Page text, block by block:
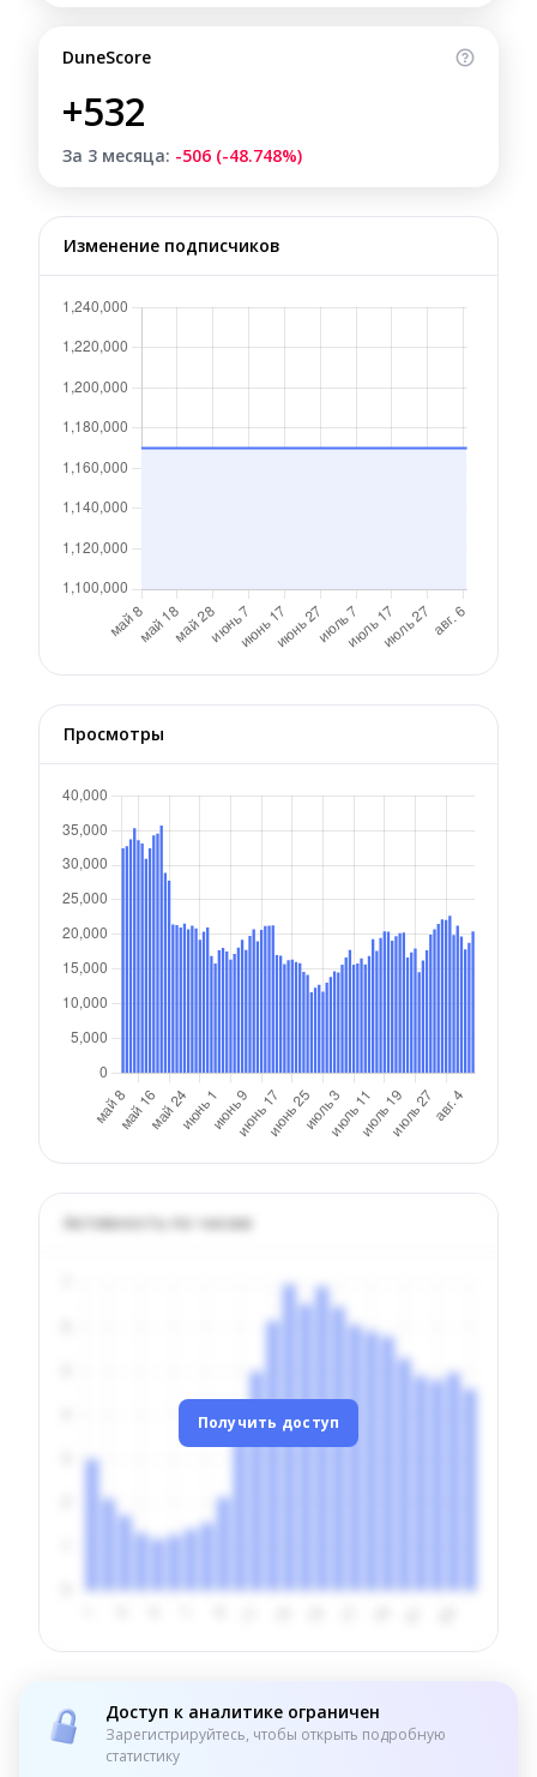
DuneScore
+532
За 3 месяца: -506 (-48.748%)
Изменение подписчиков
Просмотры
Активность по часам
Получить доступ
Доступ к аналитике ограничен
Зарегистрируйтесь, чтобы открыть подробную
статистику